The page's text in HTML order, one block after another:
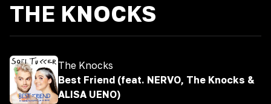
THE KNOCKS
The Knocks
Best Friend (feat. NERVO, The Knocks &
ALISA UENO)